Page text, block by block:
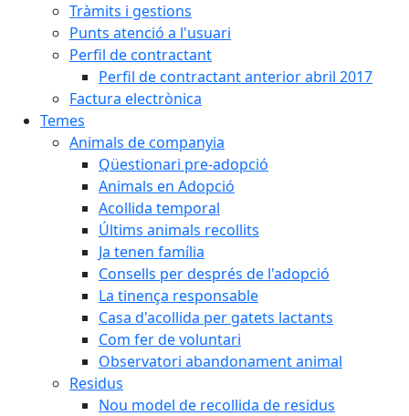
Tràmits i gestions
Punts atenció a l'usuari
Perfil de contractant
Perfil de contractant anterior abril 2017
Factura electrònica
Temes
Animals de companyia
Qüestionari pre-adopció
Animals en Adopció
Acollida temporal
Últims animals recollits
Ja tenen família
Consells per després de l'adopció
La tinença responsable
Casa d'acollida per gatets lactants
Com fer de voluntari
Observatori abandonament animal
Residus
Nou model de recollida de residus